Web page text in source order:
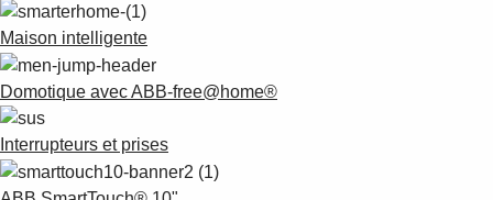
Maison intelligente
Domotique avec ABB-free@home®
Interrupteurs et prises